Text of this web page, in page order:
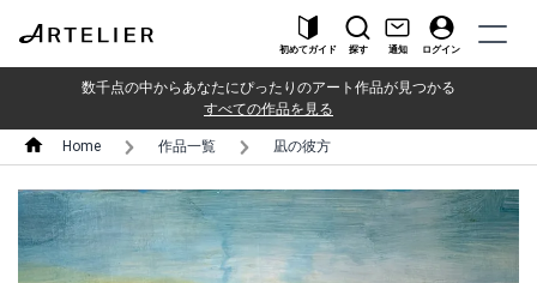
初めてガイド 探す 通知 ログイン
数千点の中からあなたにぴったりのアート作品が見つかる
すべての作品を見る
Home 作品一覧 凪の彼方